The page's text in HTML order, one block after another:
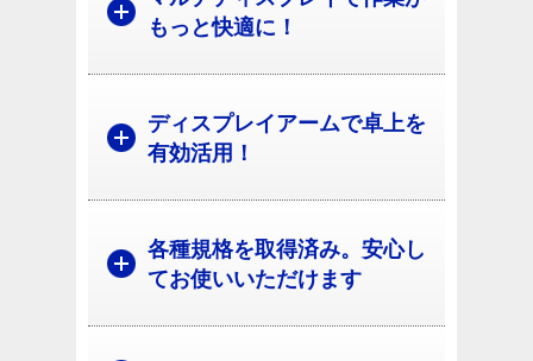
もっと快適に！
ディスプレイアームで卓上を
有効活用！
各種規格を取得済み。安心し
てお使いいただけます